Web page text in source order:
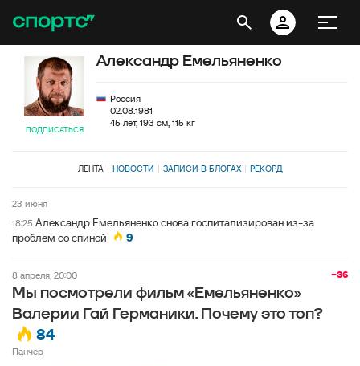
ПОДПИСАТЬСЯ
Александр Емельяненко
Россия
02.08.1981
45 лет, 193 см, 115 кг
ЛЕНТА НОВОСТИ ЗАПИСИ В БЛОГАХ РЕКОРД
23 июня
18:25 Александр Емельяненко снова госпитализирован из-за
проблем со спиной
9
−36
8 апреля, 20:00
Мы посмотрели фильм «Емельяненко»
Валерии Гай Германики. Почему это топ?
84
Панчер